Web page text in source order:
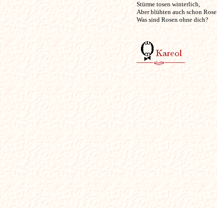
Stürme tosen winterlich,
Aber blühten auch schon
Was sind Rosen ohne dich?